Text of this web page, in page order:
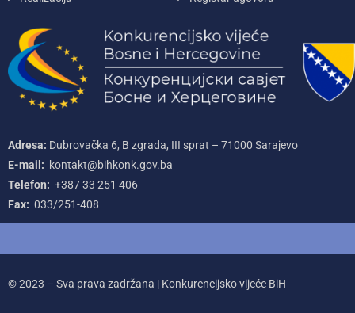
Adresa: Dubrovačka 6, B zgrada, III sprat – 71000‌ Sarajevo
E-mail: kontakt@bihkonk.gov.ba
Telefon: +387‌ 33‌ 251‌ 406
Fax: 033/251-408
© 2023 – Sva prava zadržana | Konkurencijsko vijeće BiH